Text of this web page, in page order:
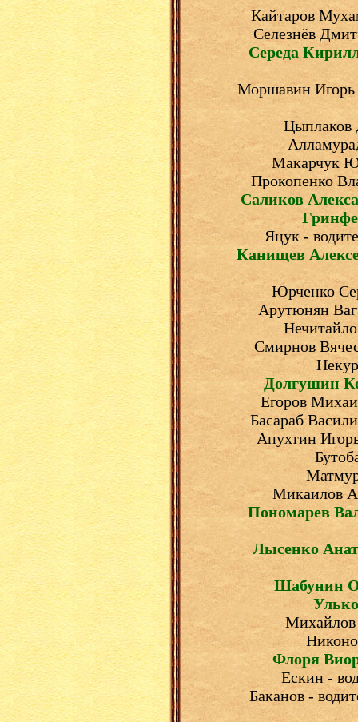
Кайтаров
Селезнёв
Середа
Моршавин Игорь
Цыплаков
Макарчук
Прокопенко
Саликов
Яцук -
Канищев
Юрченко
Арутюнян
Смирнов
Долгушин
Егоров
Басараб
Апухтин
Микаилов
Пономарев
Лысенко
Шабунин
Михайлов
Флоря
Ескин -
Баканов -